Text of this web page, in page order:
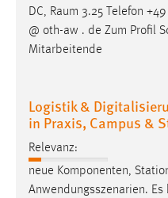
DC, Raum 3.25 Telefon
@ oth-aw . de Zum Profil
Mitarbeitende
Logistik &
in Praxis, Campus &
Relevanz:
neue Komponenten,
Anwendungsszenarien.